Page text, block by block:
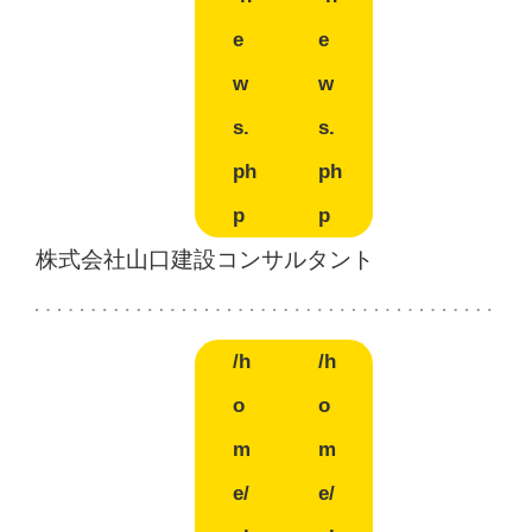
e
w
s.
ph
p
e
w
s.
ph
p
株式会社山口建設コンサルタント
/h
o
m
e/
/h
o
m
e/